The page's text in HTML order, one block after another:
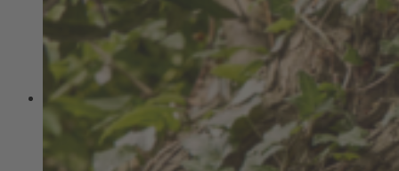
Sko med et højt indhold af genanvendte materialer
Bæredygtighedsrapport
Teknologi
BETTERGUARDS